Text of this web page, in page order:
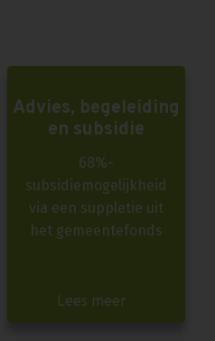
Advies, begeleiding
en subsidie
68%-
subsidiemogelijkheid
via een suppletie uit
het gemeentefonds
Lees meer